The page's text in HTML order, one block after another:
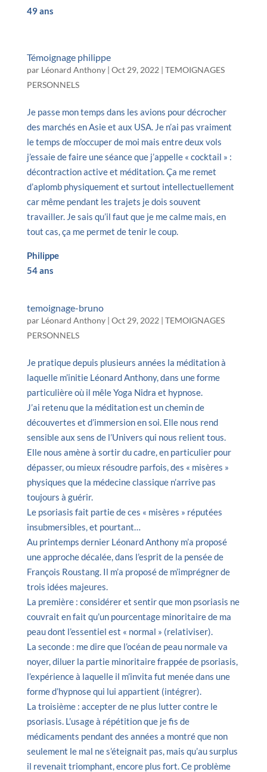
49 ans
Témoignage philippe
par Léonard Anthony| Oct 29, 2022 | TEMOIGNAGES
PERSONNELS
Je passe mon temps dans les avions pour décrocher
des marchés en Asie et aux USA. Je n’ai pas vraiment
le temps de m’occuper de moi mais entre deux vols
j’essaie de faire une séance que j’appelle « cocktail » :
décontraction active et méditation. Ça me remet
d’aplomb physiquement et surtout intellectuellement
car même pendant les trajets je dois souvent
travailler. Je sais qu’il faut que je me calme mais, en
tout cas, ça me permet de tenir le coup.
Philippe
54 ans
temoignage-bruno
par Léonard Anthony| Oct 29, 2022 | TEMOIGNAGES
PERSONNELS
Je pratique depuis plusieurs années la méditation à
laquelle m’initie Léonard Anthony, dans une forme
particulière où il mêle Yoga Nidra et hypnose.
J’ai retenu que la méditation est un chemin de
découvertes et d’immersion en soi. Elle nous rend
sensible aux sens de l’Univers qui nous relient tous.
Elle nous amène à sortir du cadre, en particulier pour
dépasser, ou mieux résoudre parfois, des « misères »
physiques que la médecine classique n’arrive pas
toujours à guérir.
Le psoriasis fait partie de ces « misères » réputées
insubmersibles, et pourtant…
Au printemps dernier Léonard Anthony m’a proposé
une approche décalée, dans l’esprit de la pensée de
François Roustang. Il m’a proposé de m’imprégner de
trois idées majeures.
La première : considérer et sentir que mon psoriasis ne
couvrait en fait qu’un pourcentage minoritaire de ma
peau dont l’essentiel est « normal » (relativiser).
La seconde : me dire que l’océan de peau normale va
noyer, diluer la partie minoritaire frappée de psoriasis,
l’expérience à laquelle il m’invita fut menée dans une
forme d’hypnose qui lui appartient (intégrer).
La troisième : accepter de ne plus lutter contre le
psoriasis. L’usage à répétition que je fis de
médicaments pendant des années a montré que non
seulement le mal ne s’éteignait pas, mais qu’au surplus
il revenait triomphant, encore plus fort. Ce problème